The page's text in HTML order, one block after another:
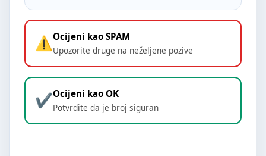
Ocijeni kao SPAM
Upozorite druge na neželjene pozive
Ocijeni kao OK
Potvrdite da je broj siguran